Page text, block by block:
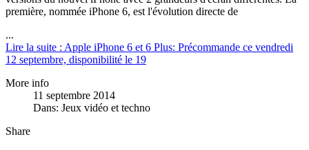
première, nommée iPhone 6, est l'évolution directe de
...
Lire la suite : Apple iPhone 6 et 6 Plus: Précommande ce vendredi
12 septembre, disponibilité le 19
More info
11 septembre 2014
Dans: Jeux vidéo et techno
Share